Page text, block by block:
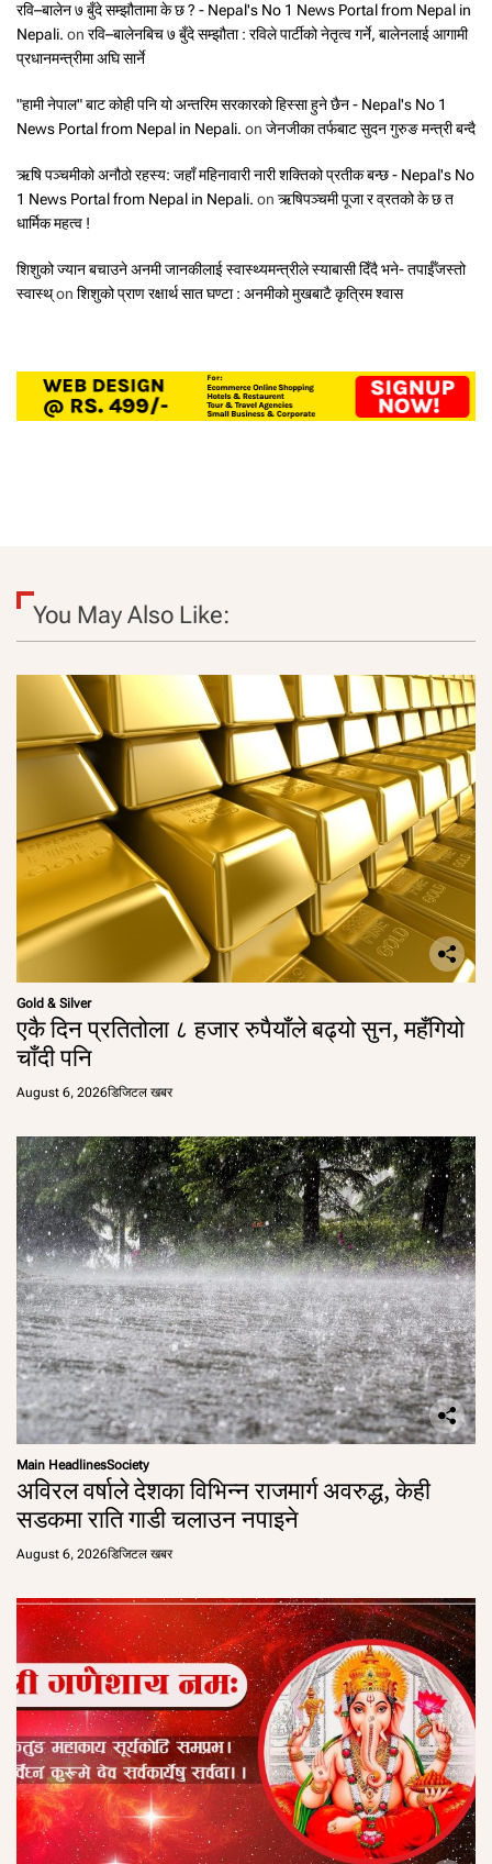
रवि–बालेन ७ बुँदे सम्झौतामा के छ ? - Nepal's No 1 News Portal from Nepal in
Nepali. on रवि–बालेनबिच ७ बुँदे सम्झौता : रविले पार्टीको नेतृत्व गर्ने, बालेनलाई आगामी
प्रधानमन्त्रीमा अघि सार्ने
"हामी नेपाल" बाट कोही पनि यो अन्तरिम सरकारको हिस्सा हुने छैन - Nepal's No 1
News Portal from Nepal in Nepali. on जेनजीका तर्फबाट सुदन गुरुङ मन्त्री बन्दै
ऋषि पञ्चमीको अनौठो रहस्य: जहाँ महिनावारी नारी शक्तिको प्रतीक बन्छ - Nepal's No
1 News Portal from Nepal in Nepali. on ऋषिपञ्चमी पूजा र व्रतको के छ त
धार्मिक महत्व !
शिशुको ज्यान बचाउने अनमी जानकीलाई स्वास्थ्यमन्त्रीले स्याबासी दिँदै भने- तपाईँजस्तो
स्वास्थ्on शिशुको प्राण रक्षार्थ सात घण्टा : अनमीको मुखबाटै कृत्रिम श्वास
You May Also Like:
Gold & Silver
एकै दिन प्रतितोला ८ हजार रुपैयाँले बढ्यो सुन, महँगियो
चाँदी पनि
August 6, 2026डिजिटल खबर
Main HeadlinesSociety
अविरल वर्षाले देशका विभिन्न राजमार्ग अवरुद्ध, केही
सडकमा राति गाडी चलाउन नपाइने
August 6, 2026डिजिटल खबर